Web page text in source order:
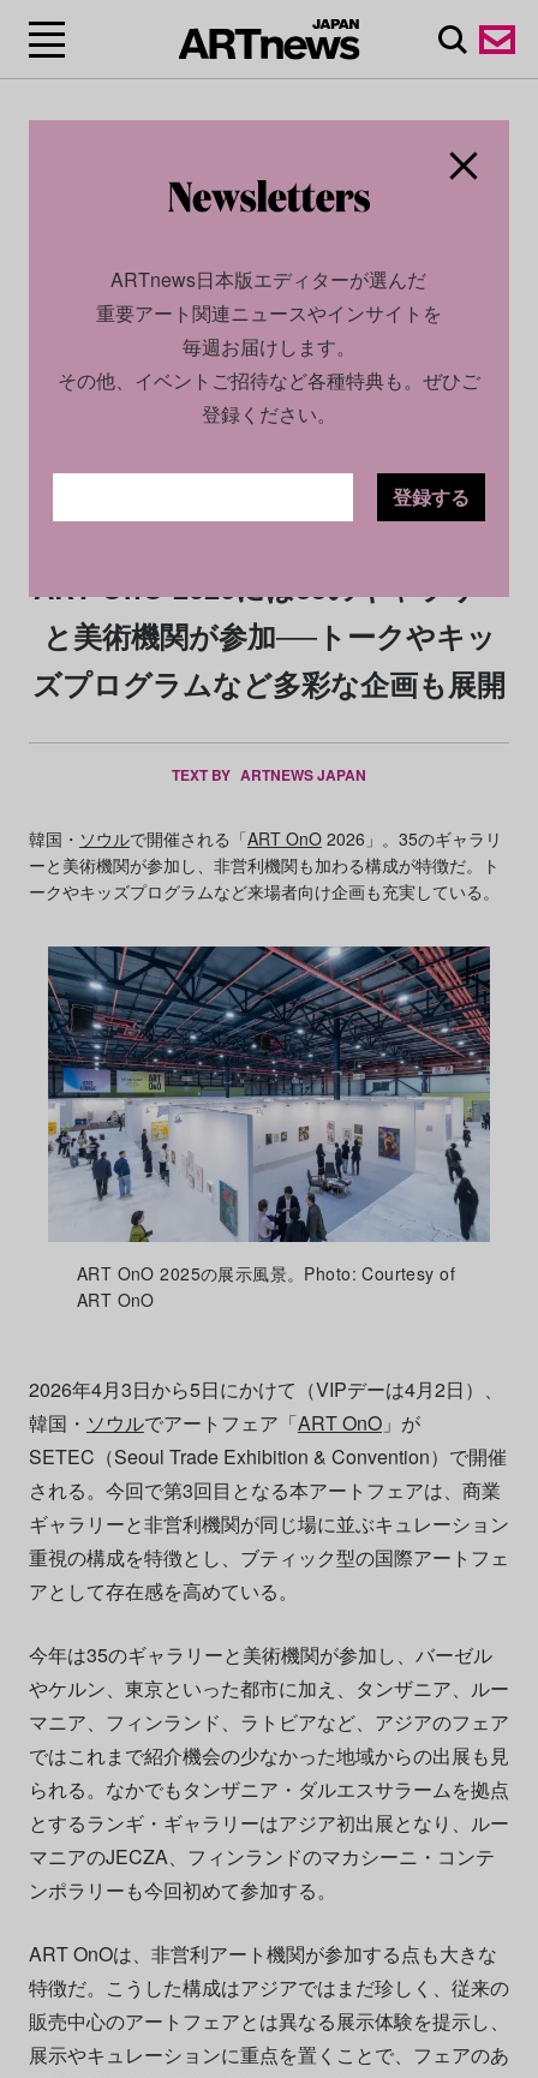
2026.03.25
ART OnO 2026には35のギャラリー
と美術機関が参加──トークやキッ
ズプログラムなど多彩な企画も展開
TEXT BY ARTNEWS JAPAN
韓国・ ソウルで開催される「ART OnO2026」。35のギャラリ
ーと美術機関が参加し、非営利機関も加わる構成が特徴だ。ト
ークやキッズプログラムなど来場者向け企画も充実している。
ART OnO 2025の展示風景。Photo: Courtesy of
ART OnO
2026年4月3日から5日にかけて（VIPデーは4月2日）、
韓国・ ソウルでアートフェア「ART OnO」が
SETEC（Seoul Trade Exhibition & Convention）で開催
される。今回で第3回目となる本アートフェアは、商業
ギャラリーと非営利機関が同じ場に並ぶキュレーション
重視の構成を特徴とし、ブティック型の国際アートフェ
アとして存在感を高めている。
今年は35のギャラリーと美術機関が参加し、バーゼル
やケルン、東京といった都市に加え、タンザニア、ルー
マニア、フィンランド、ラトビアなど、アジアのフェア
ではこれまで紹介機会の少なかった地域からの出展も見
られる。なかでもタンザニア・ダルエスサラームを拠点
とするランギ・ギャラリーはアジア初出展となり、ルー
マニアのJECZA、フィンランドのマカシーニ・コンテ
ンポラリーも今回初めて参加する。
ART OnOは、非営利アート機関が参加する点も大きな
特徴だ。こうした構成はアジアではまだ珍しく、従来の
販売中心のアートフェアとは異なる展示体験を提示し、
展示やキュレーションに重点を置くことで、フェアのあ
ARTnews日本版エディターが選んだ
重要アート関連ニュースやインサイトを
毎週お届けします。
その他、イベントご招待など各種特典も。ぜひご
登録ください。
登録する